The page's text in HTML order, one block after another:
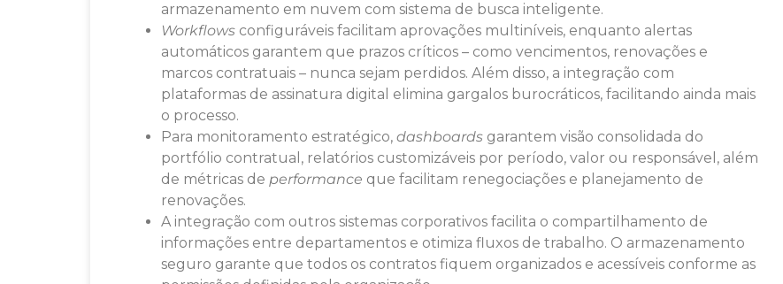
armazenamento em nuvem com sistema de busca inteligente.
Workflows configuráveis facilitam aprovações multiníveis, enquanto alertas
automáticos garantem que prazos críticos – como vencimentos, renovações e
marcos contratuais – nunca sejam perdidos. Além disso, a integração com
plataformas de assinatura digital elimina gargalos burocráticos, facilitando ainda mais
o processo.
Para monitoramento estratégico, dashboards garantem visão consolidada do
portfólio contratual, relatórios customizáveis por período, valor ou responsável, além
de métricas de performance que facilitam renegociações e planejamento de
renovações.
A integração com outros sistemas corporativos facilita o compartilhamento de
informações entre departamentos e otimiza fluxos de trabalho. O armazenamento
seguro garante que todos os contratos fiquem organizados e acessíveis conforme as